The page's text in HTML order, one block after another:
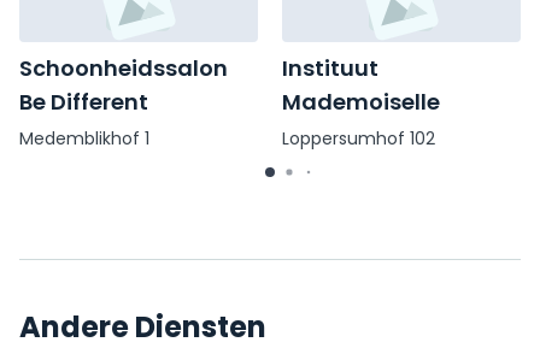
Schoonheidssalon
Be Different
Medemblikhof 1
Instituut
Mademoiselle
Loppersumhof 102
Andere Diensten